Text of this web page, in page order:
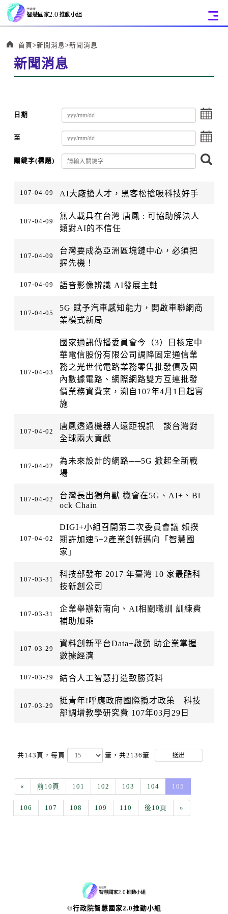
首頁 新聞消息 新聞消息
新聞消息
日期
選
擇
至
選
擇
關鍵字(標題)
尋
107-04-09
AI大廠搶人才，黑客松搶吸科技好手
107-04-09
無人載具在台灣 唐鳳 : 可協助解決人
類對AI的不信任
107-04-09
台灣要成為亞洲區塊鏈中心，必須把
握先機！
107-04-09 語音影像辨識 AI發展主軸
107-04-05
5G 賦予汽車感知能力，開啟車聯網商
業模式新局
107-04-03
國家通訊傳播委員會今（3）日核定中
華電信股份有限公司調降固定通信業
務之光世代電路業務零售批發價及國
內數據電路、網際網路雙方互連批發
價業務資費案，溯自107年4月1日起實
施
107-04-02
唐鳳透過機器人遠距視訊 談台灣對
全球兩大貢獻
107-04-02
為未來設計的網路──5G 掀起全新戰
場
107-04-02
台灣長出獨角獸 機會在5G、AI+、Bl
ock Chain
107-04-02
DIGI+小組召開第二次委員會議 賴揆
期許加速5+2產業創新邁向「智慧國
家」
107-03-31
科技部發布 2017 年臺灣 10 家最酷科
技新創公司
107-03-31
企業舉辦新南向、AI相關職訓 訓練費
補助加乘
107-03-29
資料創新平台Data+啟動 助企業掌握
數據經濟
107-03-29 結合人工智慧打造致勝資料
107-03-29
挺青年!呼應政府國際攬才政策 科技
部調增教學研究費 107年03月29日
共143頁， 每頁 筆，共2136筆 送出
« 前10頁 101 102 103 104 105
106 107 108 109 110 後10頁 »
©行政院智慧國家2.0推動小組